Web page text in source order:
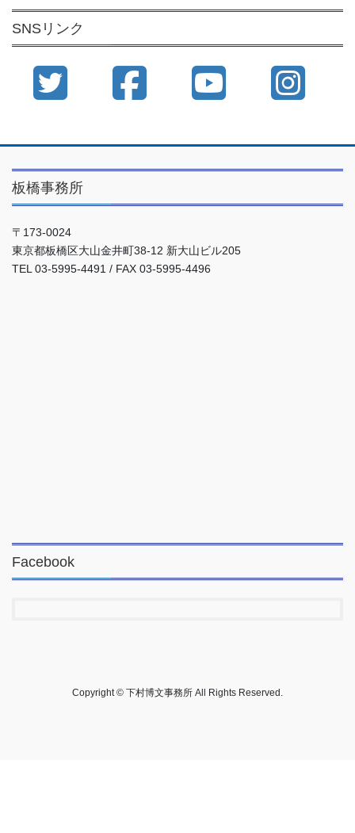
イ
ブ
SNSリンク
板橋事務所
〒173-0024
東京都板橋区大山金井町38-12 新大山ビル205
TEL 03-5995-4491 / FAX 03-5995-4496
Facebook
Copyright © 下村博文事務所 All Rights Reserved.